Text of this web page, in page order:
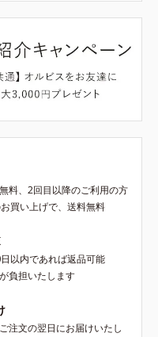
料、2回目以降のご利用の方
買い上げで、送料無料
以内であれば返品可能
負担いたします
注文の翌日にお届けいたし